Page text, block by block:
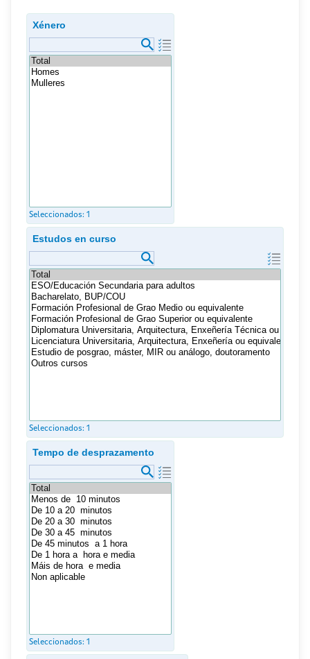
Xénero
Seleccionados: 1
Estudos en curso
Seleccionados: 1
Tempo de desprazamento
Seleccionados: 1